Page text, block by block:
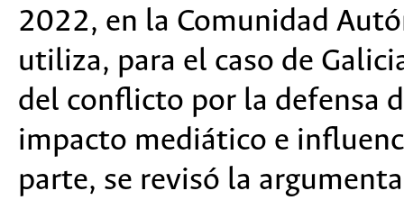
2022, en la Comunidad
utiliza, para el caso de
del conflicto por la defensa
impacto mediático e
parte, se revisó la